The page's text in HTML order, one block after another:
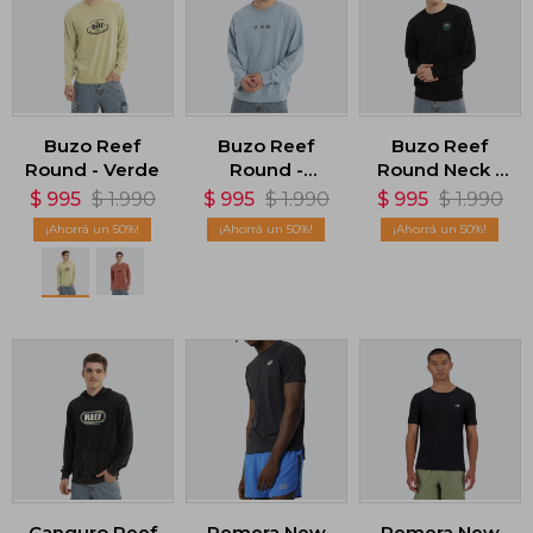
Buzo Reef
Round - Verde
$ 995 $ 1.990
50
Buzo Reef
Round -
Celeste
$ 995 $ 1.990
50
Buzo Reef
Round Neck -
Negro
$ 995 $ 1.990
50